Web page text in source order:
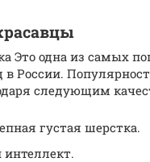
Это одна из самых
России.
следующим
густая шерстка.